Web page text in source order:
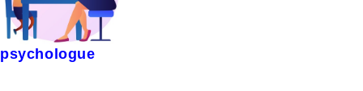
psychologue